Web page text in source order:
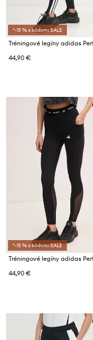
*-15 % s kódom: SALE
44,90 €
*-15 % s kódom: SALE
44,90 €